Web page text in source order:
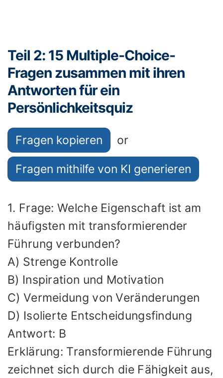
Teil 2: 15 Multiple-Choice-
Fragen zusammen mit ihren
Antworten für ein
Persönlichkeitsquiz
Fragen kopieren or
Fragen mithilfe von KI generieren
1. Frage: Welche Eigenschaft ist am
häufigsten mit transformierender
Führung verbunden?
A) Strenge Kontrolle
B) Inspiration und Motivation
C) Vermeidung von Veränderungen
D) Isolierte Entscheidungsfindung
Antwort: B
Erklärung: Transformierende Führung
zeichnet sich durch die Fähigkeit aus,